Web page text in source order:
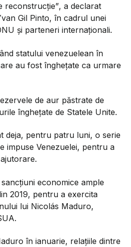
reconstrucție”, a declarat
Gil Pinto, în cadrul unei
și parteneri internaționali.
statului venezuelean în
au fost înghețate ca urmare
de aur păstrate de
înghețate de Statele Unite.
deja, pentru patru luni, o serie
impuse Venezuelei, pentru a
economice ample
2019, pentru a exercita
lui Nicolás Maduro,
în ianuarie, relațiile dintre